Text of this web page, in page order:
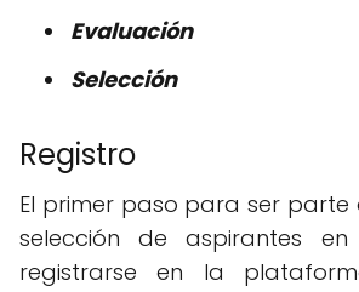
Evaluación
Selección
Registro
El primer paso para ser parte
selección de aspirantes
registrarse en la